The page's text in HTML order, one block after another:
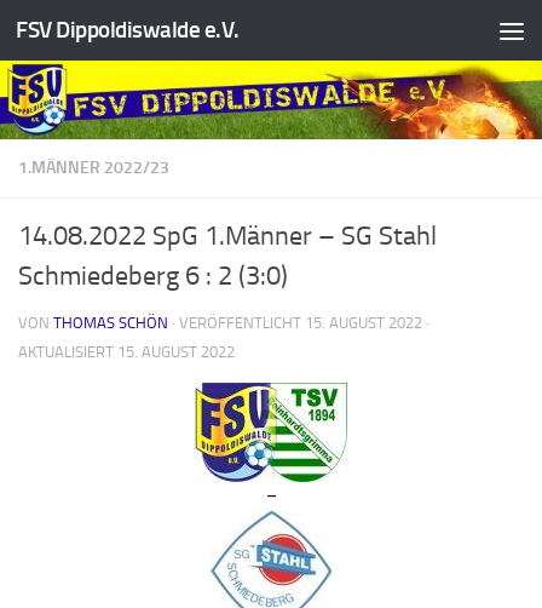
Zum Inhalt springen
FSV Dippoldiswalde e.V.
1.MÄNNER 2022/23
14.08.2022 SpG 1.Männer – SG Stahl
Schmiedeberg 6 : 2 (3:0)
VON THOMAS SCHÖN · VERÖFFENTLICHT 15. AUGUST 2022 ·
AKTUALISIERT 15. AUGUST 2022
–